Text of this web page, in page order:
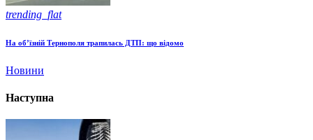
trending_flat
На об’їзній Тернополя трапилась ДТП: що відомо
Новини
Наступна